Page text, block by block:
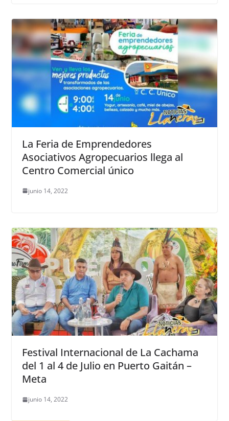
La Feria de Emprendedores
Asociativos Agropecuarios llega al
Centro Comercial único
junio 14, 2022
Festival Internacional de La Cachama
del 1 al 4 de Julio en Puerto Gaitán –
Meta
junio 14, 2022